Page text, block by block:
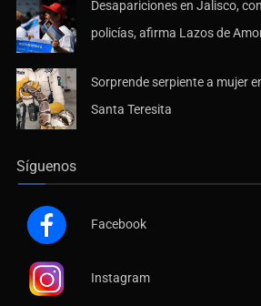
Desapariciones en Jalisco,
policías, afirma Lazos de
Sorprende serpiente a mujer
Santa Teresita
Síguenos
Facebook
Instagram